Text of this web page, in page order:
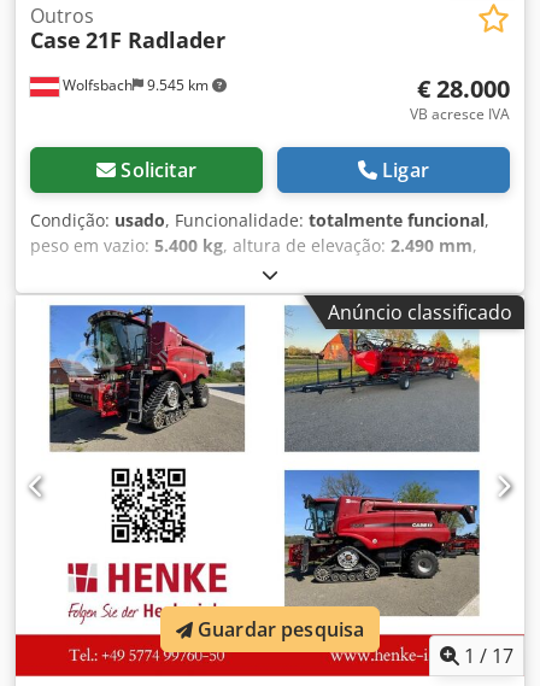
Wolfsbach 9.545 km
Outros
Case 21F Radlader
€ 28.000
VB acresce IVA
Solicitar Ligar
Condição: usado, Funcionalidade: totalmente funcional,
peso em vazio: 5.400 kg, altura de elevação: 2.490 mm,
, horas de funcionamento:
comprimento total:5.550 mm, altura de construção:2.500
mm
, tipo de transmissão: Diesel Motor, largura de
construção:1.950 mm, Outros Classe de velocidade: 25
Condição técnica: normal Estado da bateria: normal
Chsdpewlxgasfx Ag Soa
Anúncio classificado
1 / 17
Guardar pesquisa